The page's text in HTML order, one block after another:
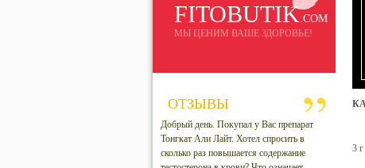
3
FITOBUTIK.COM
МЫ ЦЕНИМ ВАШЕ ЗДОРОВЬЕ!
ОТЗЫВЫ
Добрый день. Покупал у Вас препарат
Тонгкат Али Лайт. Хотел спросить в
сколько раз повышается содержание